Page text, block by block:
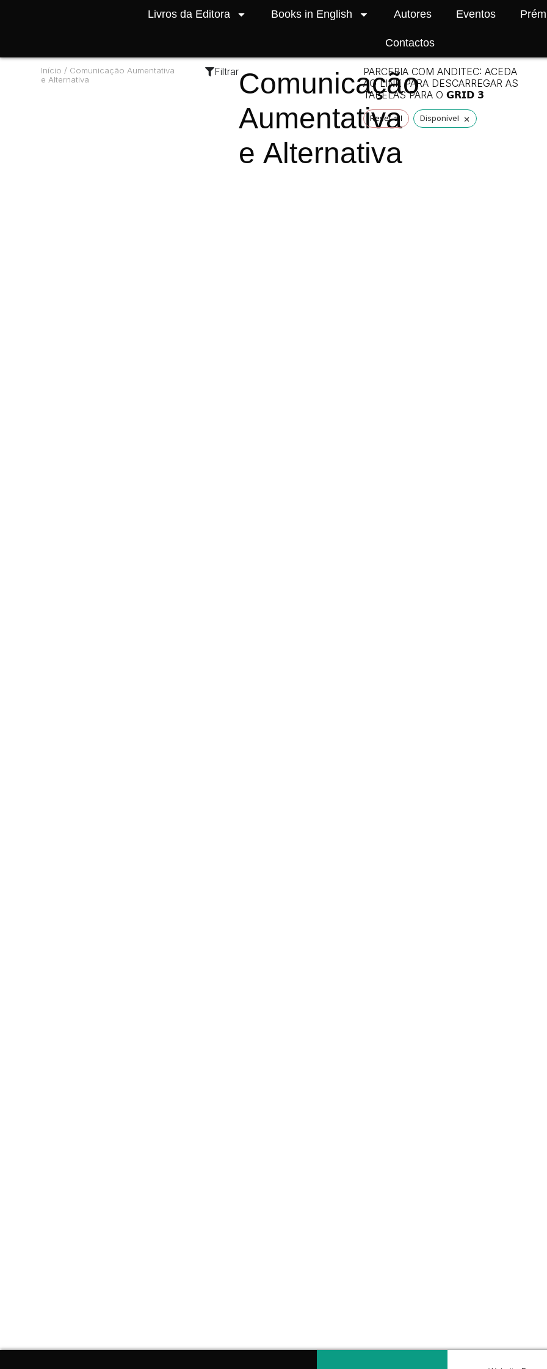
Livros da Editora Books in English Autores Eventos
Contactos
Início / Comunicação Aumentativa
e Alternativa
FiltrarComunicação
Aumentativa
e Alternativa
PARCERIA COM ANDITEC: ACEDA
AO LINK PARA DESCARREGAR AS
TABELAS PARA O 𝗚𝗥𝗜𝗗 𝟯
Reset all Disponível ×